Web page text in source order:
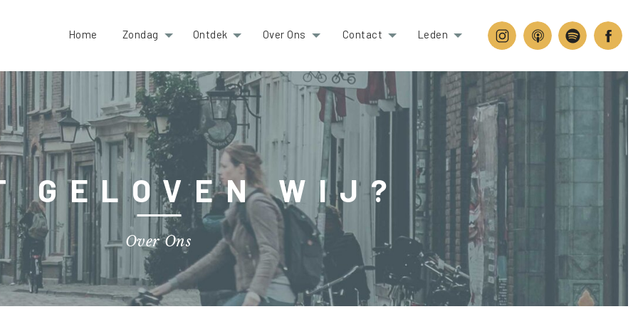
Leden
Contact
Over Ons
Ontdek
Zondag
Home
GELOVEN WIJ?
Over Ons